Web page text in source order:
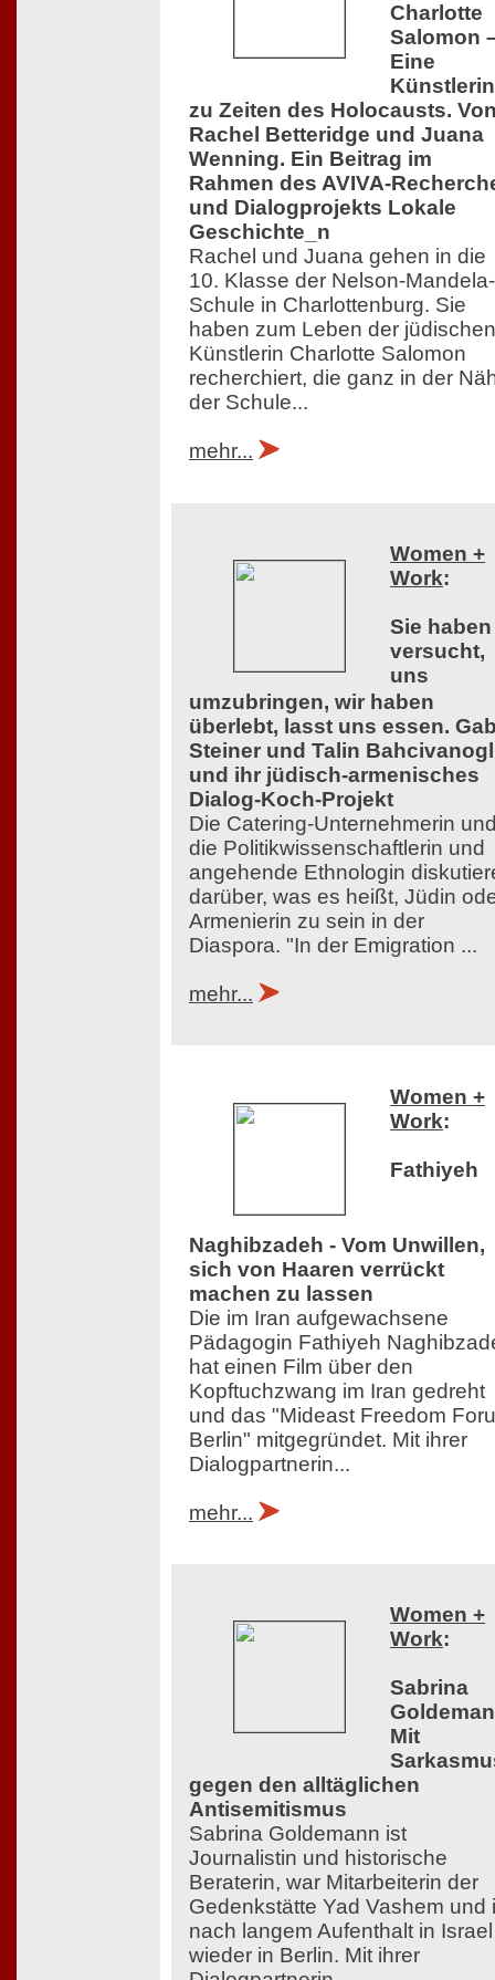
Charlotte
Salomon
Eine
Künstlerin
zu Zeiten des Holocausts.
Rachel Betteridge und Juana
Wenning. Ein Beitrag im
Rahmen des AVIVA-
und Dialogprojekts Lokale
Geschichte_n
Rachel und Juana gehen in die
10. Klasse der Nelson-Mandela-
Schule in Charlottenburg. Sie
haben zum Leben der jüdischen
Künstlerin Charlotte Salomon
recherchiert, die ganz in der
der Schule...
mehr...
Women +
Work:
Sie haben
versucht,
uns
umzubringen, wir haben
überlebt, lasst uns essen.
Steiner und Talin
und ihr jüdisch-armenisches
Dialog-Koch-Projekt
Die Catering-Unternehmerin
die Politikwissenschaftlerin und
angehende Ethnologin
darüber, was es heißt, Jüdin
Armenierin zu sein in der
Diaspora. "In der Emigration ...
mehr...
Women +
Work:
Fathiyeh
Naghibzadeh - Vom Unwillen,
sich von Haaren verrückt
machen zu lassen
Die im Iran aufgewachsene
Pädagogin Fathiyeh
hat einen Film über den
Kopftuchzwang im Iran gedreht
und das "Mideast Freedom
Berlin" mitgegründet. Mit ihrer
Dialogpartnerin...
mehr...
Women +
Work:
Sabrina
Mit
gegen den alltäglichen
Antisemitismus
Sabrina Goldemann ist
Journalistin und historische
Beraterin, war Mitarbeiterin der
Gedenkstätte Yad Vashem und
nach langem Aufenthalt in Israel
wieder in Berlin. Mit ihrer